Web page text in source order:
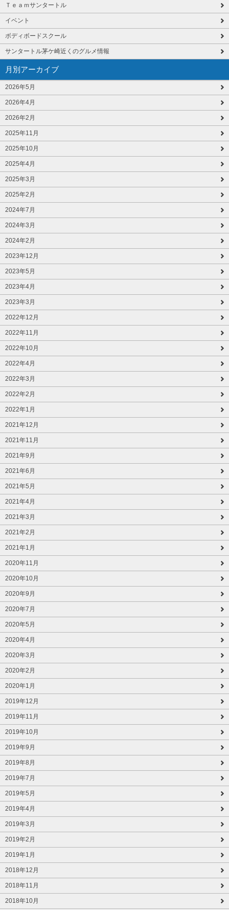
Ｔｅａｍサンタートル
イベント
ボディボードスクール
サンタートル茅ケ崎近くのグルメ情報
月別アーカイブ
2026年5月
2026年4月
2026年2月
2025年11月
2025年10月
2025年4月
2025年3月
2025年2月
2024年7月
2024年3月
2024年2月
2023年12月
2023年5月
2023年4月
2023年3月
2022年12月
2022年11月
2022年10月
2022年4月
2022年3月
2022年2月
2022年1月
2021年12月
2021年11月
2021年9月
2021年6月
2021年5月
2021年4月
2021年3月
2021年2月
2021年1月
2020年11月
2020年10月
2020年9月
2020年7月
2020年5月
2020年4月
2020年3月
2020年2月
2020年1月
2019年12月
2019年11月
2019年10月
2019年9月
2019年8月
2019年7月
2019年5月
2019年4月
2019年3月
2019年2月
2019年1月
2018年12月
2018年11月
2018年10月